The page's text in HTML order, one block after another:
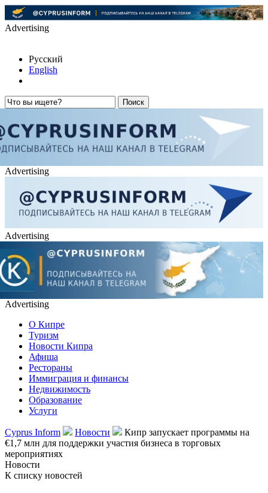
Advertising
Русский
English
Advertising
Advertising
Advertising
О Кипре
Туризм
Новости Кипра
Афиша
Рестораны
Иммиграция и финансы
Недвижимость
Образование
Услуги
Cyprus Inform Новости
Кипр запускает программы на
€1,7 млн для поддержки участия бизнеса в торговых
мероприятиях
Новости
К списку новостей